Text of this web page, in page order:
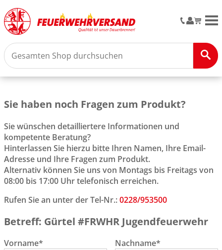
Sie haben noch Fragen zum Produkt?
Sie wünschen detailliertere Informationen und
kompetente Beratung?
Hinterlassen Sie hierzu bitte Ihren Namen, Ihre Email-
Adresse und Ihre Fragen zum Produkt.
Alternativ können Sie uns von Montags bis Freitags von
08:00 bis 17:00 Uhr telefonisch erreichen.
Rufen Sie an unter der Tel-Nr.:0228/953500
Betreff: Gürtel #FRWHR Jugendfeuerwehr
Vorname* Nachname*